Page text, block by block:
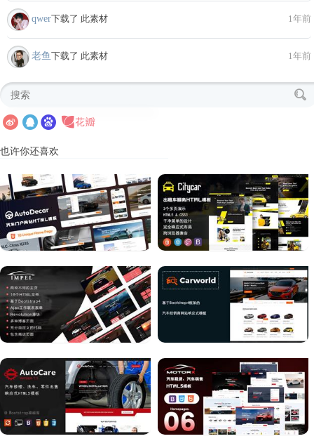
qwer下载了 此素材 1年前
老鱼下载了 此素材 1年前
也许你还喜欢